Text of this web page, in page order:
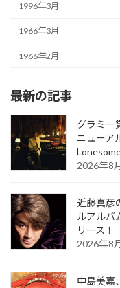
1996年3月
1966年3月
1966年2月
最新の記事
グラミー
ニューア
2026年8
近藤真彦
ルアルバ
リース！
2026年8
中島美嘉